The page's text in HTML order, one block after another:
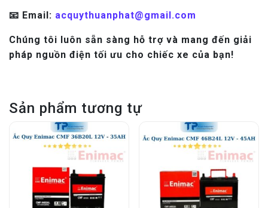
📧 Email: acquythuanphat@gmail.com
Chúng tôi luôn sẵn sàng hỗ trợ và mang đến giải
pháp nguồn điện tối ưu cho chiếc xe của bạn!
Sản phẩm tương tự